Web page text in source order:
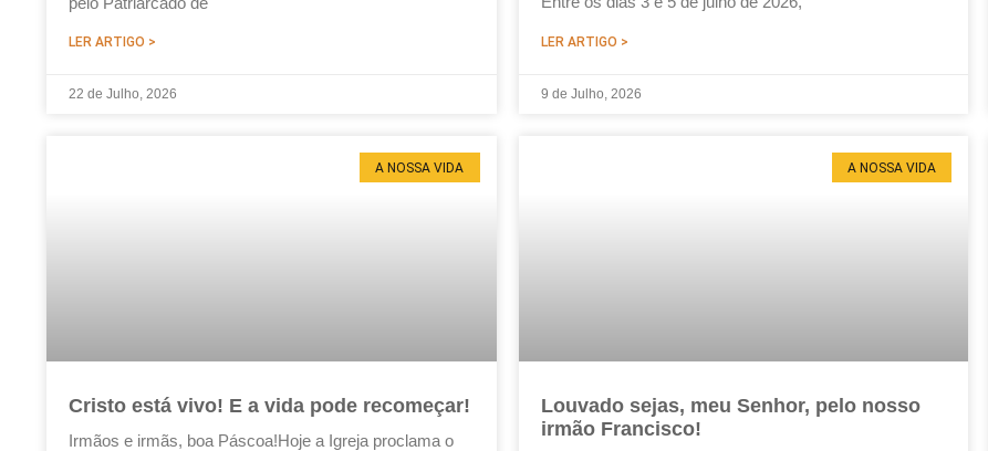
LER ARTIGO >
22 de Julho, 2026
LER ARTIGO >
9 de Julho, 2026
A NOSSA VIDA
Cristo está vivo! E a vida pode recomeçar!
Irmãos e irmãs, boa Páscoa!Hoje a Igreja proclama o
A NOSSA VIDA
Louvado sejas, meu Senhor, pelo nosso
irmão Francisco!